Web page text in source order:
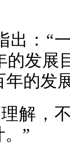
出：“
的发展
年的
解，
”